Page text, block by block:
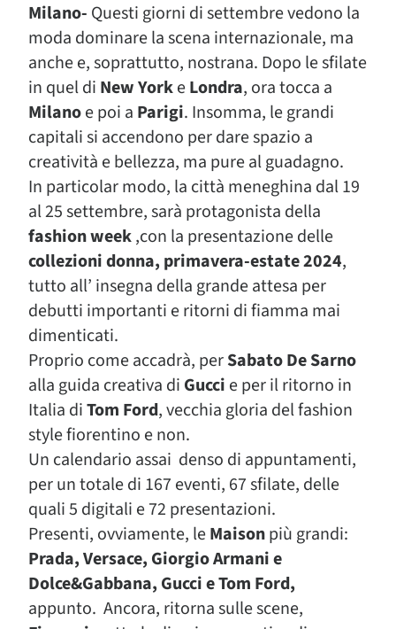
Milano- Questi giorni di settembre vedono la
moda dominare la scena internazionale, ma
anche e, soprattutto, nostrana. Dopo le sfilate
in quel di New YorkeLondra, ora tocca a
Milanoe poi a Parigi. Insomma, le grandi
capitali si accendono per dare spazio a
creatività e bellezza, ma pure al guadagno.
In particolar modo, la città meneghina dal 19
al 25 settembre, sarà protagonista della
fashion week,con la presentazione delle
collezioni donna, primavera-estate 2024,
tutto all’ insegna della grande attesa per
debutti importanti e ritorni di fiamma mai
dimenticati.
Proprio come accadrà, perSabato De Sarno
alla guida creativa di Gucci e per il ritorno in
Italia diTom Ford, vecchia gloria del fashion
style fiorentino e non.
Un calendario assai denso di appuntamenti,
per un totale di 167 eventi, 67 sfilate, delle
quali 5 digitali e 72 presentazioni.
Presenti, ovviamente, leMaisonpiù grandi:
Prada, Versace, Giorgio Armani e
Dolce&Gabbana, Gucci e Tom Ford,
appunto. Ancora, ritorna sulle scene,